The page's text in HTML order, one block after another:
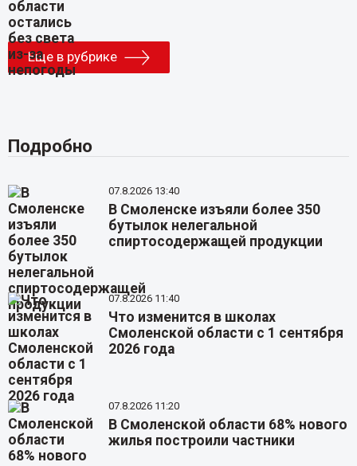
Еще в рубрике
Подробно
07.8.2026 13:40
В Смоленске изъяли более 350
бутылок нелегальной
спиртосодержащей продукции
07.8.2026 11:40
Что изменится в школах
Смоленской области с 1 сентября
2026 года
07.8.2026 11:20
В Смоленской области 68% нового
жилья построили частники